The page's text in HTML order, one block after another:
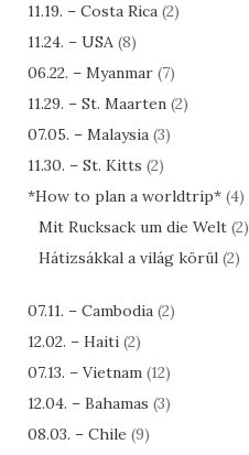
11.19. – Costa Rica (2)
11.24. – USA (8)
06.22. – Myanmar (7)
11.29. – St. Maarten (2)
07.05. – Malaysia (3)
11.30. – St. Kitts (2)
*How to plan a worldtrip* (4)
Mit Rucksack um die Welt (2)
Hátizsákkal a világ körül (2)
07.11. – Cambodia (2)
12.02. – Haiti (2)
07.13. – Vietnam (12)
12.04. – Bahamas (3)
08.03. – Chile (9)